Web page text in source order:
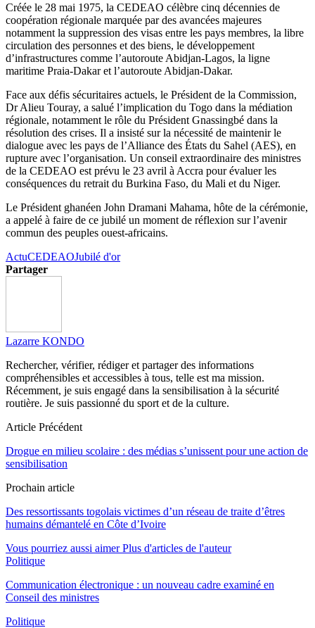
Créée le 28 mai 1975, la CEDEAO célèbre cinq décennies de
coopération régionale marquée par des avancées majeures
notamment la suppression des visas entre les pays membres, la libre
circulation des personnes et des biens, le développement
d’infrastructures comme l’autoroute Abidjan-Lagos, la ligne
maritime Praia-Dakar et l’autoroute Abidjan-Dakar.
Face aux défis sécuritaires actuels, le Président de la Commission,
Dr Alieu Touray, a salué l’implication du Togo dans la médiation
régionale, notamment le rôle du Président Gnassingbé dans la
résolution des crises. Il a insisté sur la nécessité de maintenir le
dialogue avec les pays de l’Alliance des États du Sahel (AES), en
rupture avec l’organisation. Un conseil extraordinaire des ministres
de la CEDEAO est prévu le 23 avril à Accra pour évaluer les
conséquences du retrait du Burkina Faso, du Mali et du Niger.
Le Président ghanéen John Dramani Mahama, hôte de la cérémonie,
a appelé à faire de ce jubilé un moment de réflexion sur l’avenir
commun des peuples ouest-africains.
ActuCEDEAOJubilé d'or
Partager
Lazarre KONDO
Rechercher, vérifier, rédiger et partager des informations
compréhensibles et accessibles à tous, telle est ma mission.
Récemment, je suis engagé dans la sensibilisation à la sécurité
routière. Je suis passionné du sport et de la culture.
Article Précédent
Drogue en milieu scolaire : des médias s’unissent pour une action de
sensibilisation
Prochain article
Des ressortissants togolais victimes d’un réseau de traite d’êtres
humains démantelé en Côte d’Ivoire
Vous pourriez aussi aimer Plus d'articles de l'auteur
Politique
Communication électronique : un nouveau cadre examiné en
Conseil des ministres
Politique